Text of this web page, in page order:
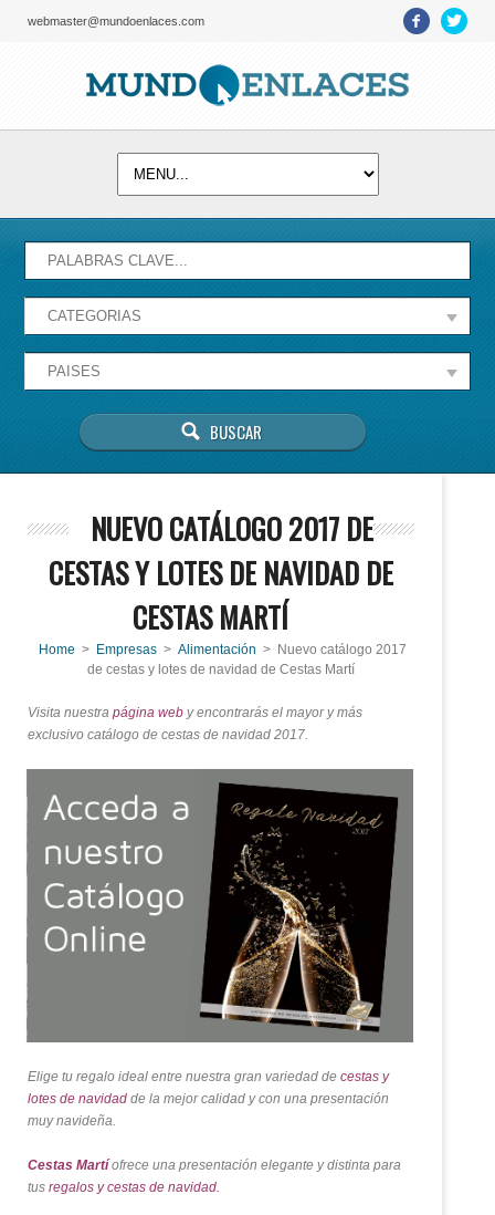
webmaster@mundoenlaces.com
NUEVO CATÁLOGO 2017 DE
CESTAS Y LOTES DE NAVIDAD DE
CESTAS MARTÍ
Home > Empresas > Alimentación > Nuevo catálogo 2017
de cestas y lotes de navidad de Cestas Martí
Visita nuestra página web y encontrarás el mayor y más
exclusivo catálogo de cestas de navidad 2017.
Elige tu regalo ideal entre nuestra gran variedad de cestas y
lotes de navidad de la mejor calidad y con una presentación
muy navideña.
Cestas Martíofrece una presentación elegante y distinta para
tus regalos y cestas de navidad.